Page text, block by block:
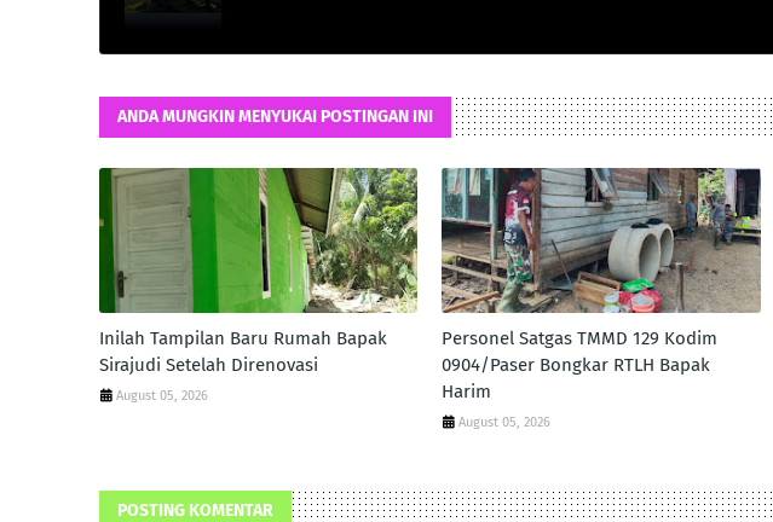
ANDA MUNGKIN MENYUKAI POSTINGAN INI
Inilah Tampilan Baru Rumah Bapak
Sirajudi Setelah Direnovasi
August 05, 2026
Personel Satgas TMMD 129 Kodim
0904/Paser Bongkar RTLH Bapak
Harim
August 05, 2026
POSTING KOMENTAR